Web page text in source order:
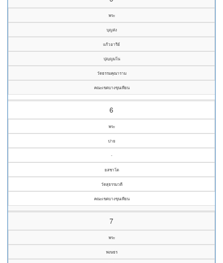
พระ
บุญส่ง
แก้วอารีย์
ปุญฺญมโน
วัดธรรมคุณาราม
คณะเขตบางขุนเทียน
6
พระ
ปาย
-
ยสชาโต
วัดสุธรรมวดี
คณะเขตบางขุนเทียน
7
พระ
พงษธร